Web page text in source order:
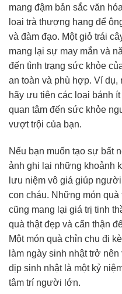
mang đậm bản sắc văn
loại trà thượng hạng để
và đàm đạo. Một giỏ trái
mang lại sự may mắn và
đến tình trạng sức khỏe
an toàn và phù hợp. Ví
hãy ưu tiên các loại bánh
quan tâm đến sức khỏe
vượt trội của bạn.
Nếu bạn muốn tạo sự bất
ảnh ghi lại những khoảnh
lưu niệm vô giá giúp
con cháu. Những món
cũng mang lại giá trị tinh
quà thật đẹp và cẩn thận
Một món quà chỉn chu đi
làm ngày sinh nhật trở
dịp sinh nhật là một kỷ
tâm trí người lớn.